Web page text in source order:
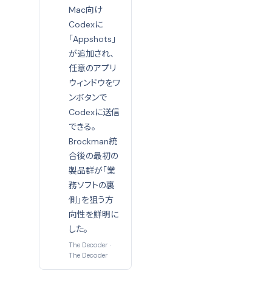
Mac向け
Codexに
「Appshots」
が追加され、
任意のアプリ
ウィンドウをワ
ンボタンで
Codexに送信
できる。
Brockman統
合後の最初の
製品群が「業
務ソフトの裏
側」を狙う方
向性を鮮明に
した。
The Decoder ·
The Decoder